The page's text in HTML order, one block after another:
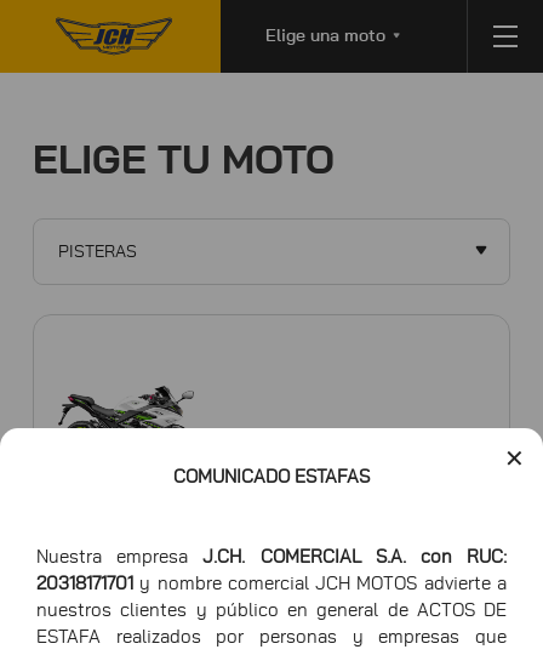
Elige una moto
✕
COMUNICADO ESTAFAS
Nuestra empresaJ.CH. COMERCIAL S.A. con RUC:
20318171701 y nombre comercial JCH MOTOS advierte a
nuestros clientes y público en general de ACTOS DE
ESTAFA realizados por personas y empresas que
ELIGE TU MOTO
PISTERAS
SPORT 4V